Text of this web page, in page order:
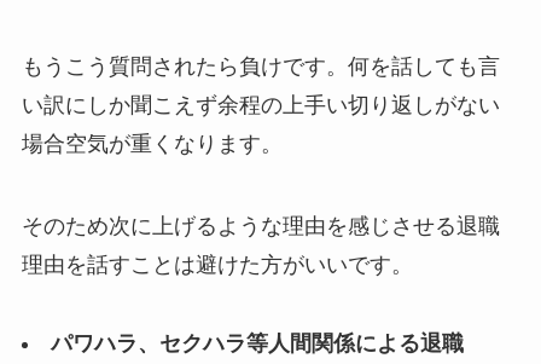
もうこう質問されたら負けです。何を話しても言
い訳にしか聞こえず余程の上手い切り返しがない
場合空気が重くなります。
そのため次に上げるような理由を感じさせる退職
理由を話すことは避けた方がいいです。
パワハラ、セクハラ等人間関係による退職